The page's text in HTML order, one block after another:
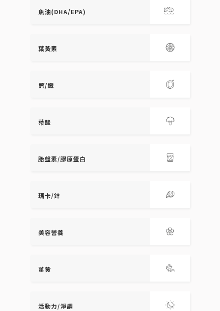
魚油(DHA/EPA)
葉黃素
鈣/鐵
葉酸
胎盤素/膠原蛋白
瑪卡/鋅
美容營養
薑黃
活動力/淨調